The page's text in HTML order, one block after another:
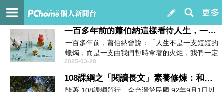
我的
訂閱
黃秋芳創作坊新竹作文教室
一百多年前的蕭伯納這樣看待人生，一百多年後的孩子們如此界定人生
一百多年前，蕭伯納曾說：「人生不是一支短短的
蠟燭，而是一支由我們暫時拿著的火炬，我們一定
要...
2025-03-28
108課綱之「閱讀長文」素養修煉：和孩子共讀〈摘一首詩，送你〉
隨著 108課綱頒行，全台灣於民國 92年9月1日以